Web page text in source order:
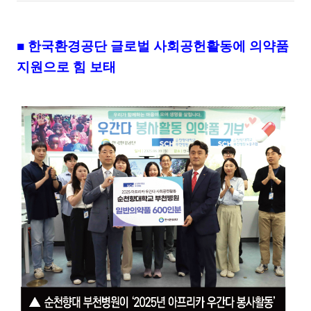
■ 한국환경공단 글로벌 사회공헌활동에 의약품
지원으로 힘 보태